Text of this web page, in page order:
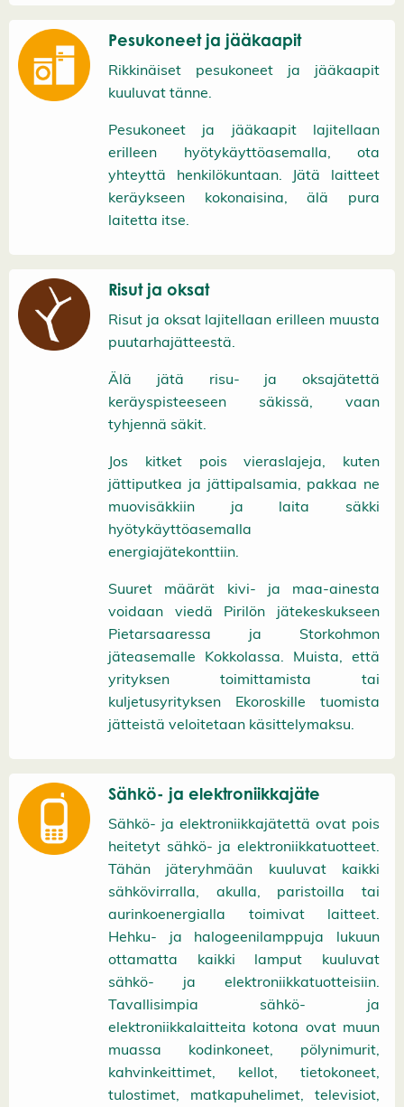
Pesukoneet ja jääkaapit
Rikkinäiset pesukoneet ja jääkaapit
kuuluvat tänne.
Pesukoneet ja jääkaapit lajitellaan
erilleen hyötykäyttöasemalla, ota
yhteyttä henkilökuntaan. Jätä laitteet
keräykseen kokonaisina, älä pura
laitetta itse.
Risut ja oksat
Risut ja oksat lajitellaan erilleen muusta
puutarhajätteestä.
Älä jätä risu- ja oksajätettä
keräyspisteeseen säkissä, vaan
tyhjennä säkit.
Jos kitket pois vieraslajeja, kuten
jättiputkea ja jättipalsamia, pakkaa ne
muovisäkkiin ja laita säkki
hyötykäyttöasemalla
energiajätekonttiin.
Suuret määrät kivi- ja maa-ainesta
voidaan viedä Pirilön jätekeskukseen
Pietarsaaressa ja Storkohmon
jäteasemalle Kokkolassa. Muista, että
yrityksen toimittamista tai
kuljetusyrityksen Ekoroskille tuomista
jätteistä veloitetaan käsittelymaksu.
Sähkö- ja elektroniikkajäte
Sähkö- ja elektroniikkajätettä ovat pois
heitetyt sähkö- ja elektroniikkatuotteet.
Tähän jäteryhmään kuuluvat kaikki
sähkövirralla, akulla, paristoilla tai
aurinkoenergialla toimivat laitteet.
Hehku- ja halogeenilamppuja lukuun
ottamatta kaikki lamput kuuluvat
sähkö- ja elektroniikkatuotteisiin.
Tavallisimpia sähkö- ja
elektroniikkalaitteita kotona ovat muun
muassa kodinkoneet, pölynimurit,
kahvinkeittimet, kellot, tietokoneet,
tulostimet, matkapuhelimet, televisiot,